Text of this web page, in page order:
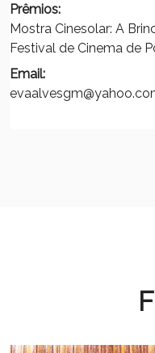
Prêmios:
Mostra Cinesolar: A
Festival de Cinema de
Email: